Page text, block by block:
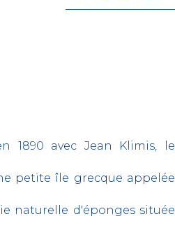
1890 avec Jean Klimis, le
petite île grecque appelée
naturelle d'éponges située